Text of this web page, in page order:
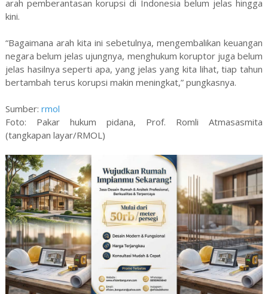
arah pemberantasan korupsi di Indonesia belum jelas hingga
kini.
“Bagaimana arah kita ini sebetulnya, mengembalikan keuangan
negara belum jelas ujungnya, menghukum koruptor juga belum
jelas hasilnya seperti apa, yang jelas yang kita lihat, tiap tahun
bertambah terus korupsi makin meningkat,” pungkasnya.
Sumber: rmol
Foto: Pakar hukum pidana, Prof. Romli Atmasasmita
(tangkapan layar/RMOL)